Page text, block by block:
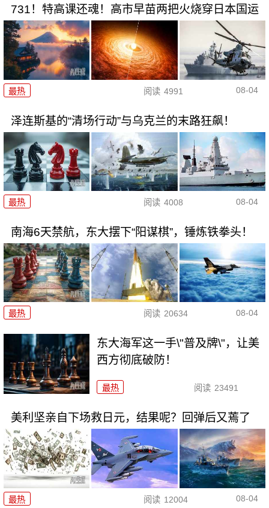
731！特高课还魂！高市早苗两把火烧穿日本国运
最热 阅读 4991 08-04
泽连斯基的“清场行动”与乌克兰的末路狂飙！
最热 阅读 4008 08-04
南海6天禁航，东大摆下“阳谋棋”，锤炼铁拳头！
最热 阅读 20634 08-04
东大海军这一手\"普及牌\"，让美
西方彻底破防！
最热 阅读 23491
美利坚亲自下场救日元，结果呢？回弹后又蔫了
最热 阅读 12004 08-04